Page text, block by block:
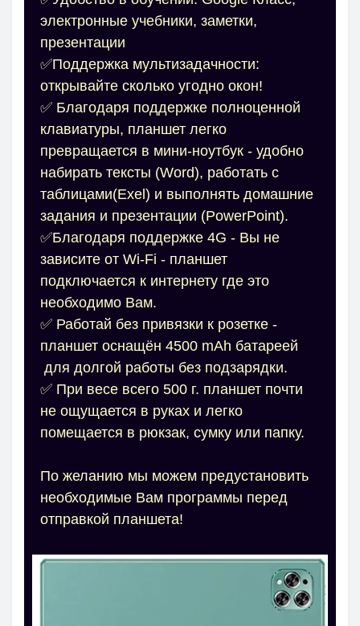
электронные учебники, заметки,
презентации
✅Поддержка мультизадачности:
открывайте сколько угодно окон!
✅ Благодаря поддержке полноценной
клавиатуры, планшет легко
превращается в мини-ноутбук - удобно
набирать тексты (Word), работать с
таблицами(Exel) и выполнять домашние
задания и презентации (PowerPoint).
✅Благодаря поддержке 4G - Вы не
зависите от Wi‑Fi - планшет
подключается к интернету где это
необходимо Вам.
✅ Работай без привязки к розетке -
планшет оснащён 4500 mAh батареей
для долгой работы без подзарядки.
✅ При весе всего 500 г. планшет почти
не ощущается в руках и легко
помещается в рюкзак, сумку или папку.
По желанию мы можем предустановить
необходимые Вам программы перед
отправкой планшета!